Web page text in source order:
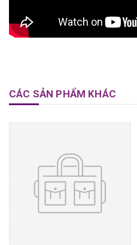
CÁC SẢN PHẨM KHÁC